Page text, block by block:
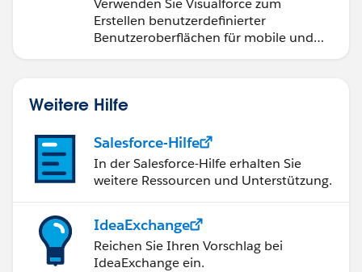
Verwenden Sie Visualforce zum
Erstellen benutzerdefinierter
Benutzeroberflächen für mobile und
Weitere Hilfe
Salesforce-Hilfe
In der Salesforce-Hilfe erhalten Sie
weitere Ressourcen und Unterstützung.
IdeaExchange
Reichen Sie Ihren Vorschlag bei
IdeaExchange ein.